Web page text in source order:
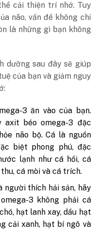
cải thiện trí nhớ. Tuy
não, vấn đề không chỉ
là những gì bạn không
dưỡng sau đây sẽ giúp
của bạn và giảm nguy
3 ăn vào của bạn.
axit béo omega-3 đặc
não bộ. Cá là nguồn
biệt phong phú, đặc
lạnh như cá hồi, cá
cá mòi và cá trích.
người thích hải sản, hãy
3 không phải cá
hạt lanh xay, dầu hạt
cải xanh, hạt bí ngô và